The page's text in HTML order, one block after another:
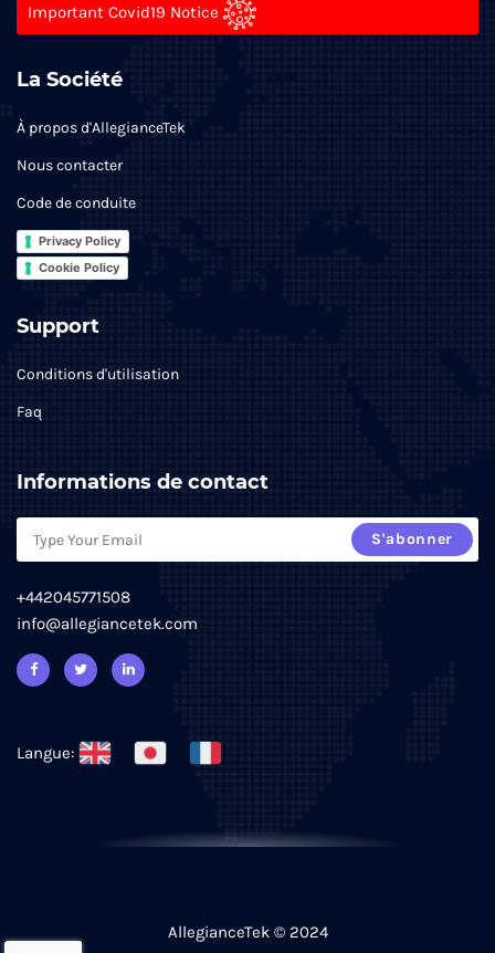
Important Covid19 Notice
La Société
À propos d'AllegianceTek
Nous contacter
Code de conduite
Privacy Policy
Cookie Policy
Support
Conditions d'utilisation
Faq
Informations de contact
S'abonner
+442045771508
info@allegiancetek.com
Langue:
AllegianceTek © 2024